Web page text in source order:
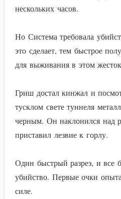
нескольких часов.
Но Система требовала
это сделает, тем быстрое
для выживания в этом
Гриш достал кинжал и
тусклом свете туннеля
черным. Он наклонился над
приставил лезвие к горлу.
Один быстрый разрез, и все
убийство. Первые очки
силе.